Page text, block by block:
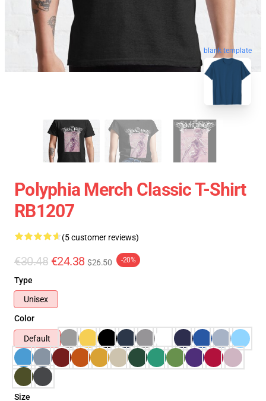
blank template
Polyphia Merch Classic T-Shirt
RB1207
(5 customer reviews)
€30.48 €24.38 $26.50 -20%
Type
Unisex
Color
Default
Size